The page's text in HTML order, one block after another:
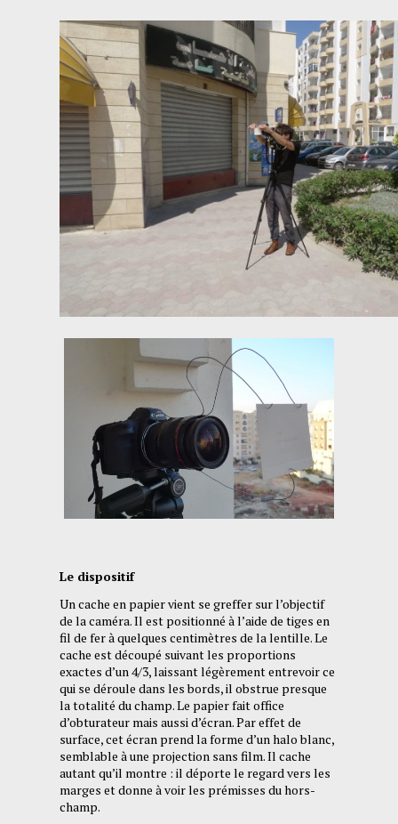
Le dispositif
Un cache en papier vient se greffer sur l’objectif
de la caméra. Il est positionné à l’aide de tiges en
fil de fer à quelques centimètres de la lentille. Le
cache est découpé suivant les proportions
exactes d’un 4/3, laissant légèrement entrevoir ce
qui se déroule dans les bords, il obstrue presque
la totalité du champ. Le papier fait office
d’obturateur mais aussi d’écran. Par effet de
surface, cet écran prend la forme d’un halo blanc,
semblable à une projection sans film. Il cache
autant qu’il montre : il déporte le regard vers les
marges et donne à voir les prémisses du hors-
champ.